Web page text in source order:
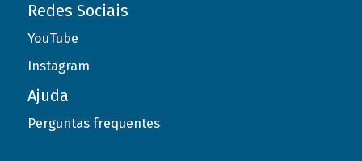
Redes Sociais
YouTube
Instagram
Ajuda
Perguntas frequentes